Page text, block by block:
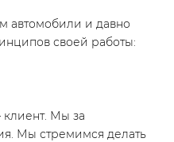
автомобили и давно
своей работы:
клиент. Мы за
Мы стремимся делать